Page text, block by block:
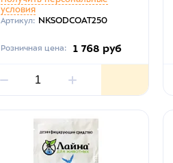
условия
Артикул: NKSODCOAT250
Розничная цена: 1 768 руб